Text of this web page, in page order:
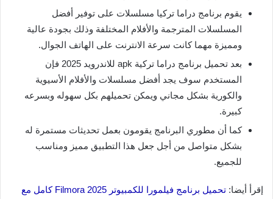
يقوم برنامج دراما تركيا مسلسلات على توفير أفضل
المسلسلات المترجمة والأفلام المختلفة وذلك بجودة عالية
ومميزة مهما كانت سرعة الانترنت على الهاتف الجوال.
بعد تحميل برنامج دراما تركية apk للاندرويد 2025 فإن
المستخدم سوف يجد أفضل مسلسلات والأفلام الأسيوية
والكورية بشكل مجاني ويمكن تحميلهم بكل سهوله وبسرعه
كبيرة.
كما أن مطوري البرنامج يقومون بعمل تحديثات مستمرة له
بشكل متواصل من أجل جعل هذا التطبيق مميز ومناسب
للجميع.
إقرأ أيضا:
تحميل برنامج فيلمورا للكمبيوتر Filmora 2025 كامل مع